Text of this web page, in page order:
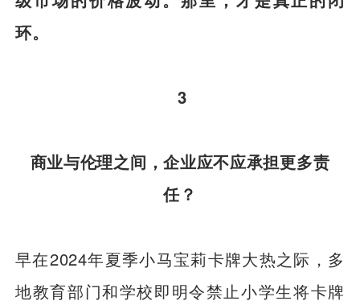
环。
3
商业与伦理之间，企业应不应承担更多责
任？
早在2024年夏季小马宝莉卡牌大热之际，多
地教育部门和学校即明令禁止小学生将卡牌